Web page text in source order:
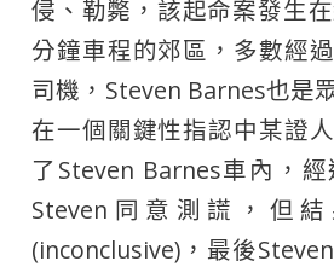
侵、勒斃，該起命案發生
分鐘車程的郊區，多數經
司機，Steven Barnes也是
在一個關鍵性指認中某證
了Steven Barnes車內，
Steven同意測謊，但
(inconclusive)，最後